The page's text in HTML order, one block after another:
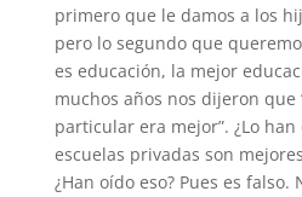
primero que le damos a los
pero lo segundo que
es educación, la mejor
muchos años nos dijeron que
particular era mejor”. ¿Lo han
escuelas privadas son
¿Han oído eso? Pues es falso.